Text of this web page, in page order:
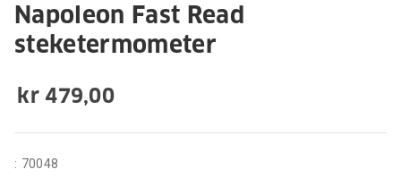
Napoleon Fast Read
steketermometer
kr 479,00
: 70048